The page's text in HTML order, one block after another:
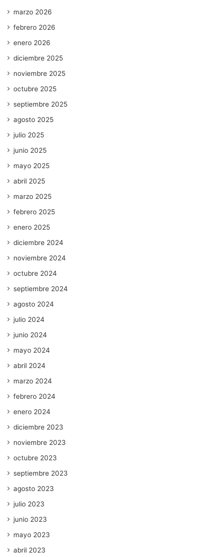
marzo 2026
febrero 2026
enero 2026
diciembre 2025
noviembre 2025
octubre 2025
septiembre 2025
agosto 2025
julio 2025
junio 2025
mayo 2025
abril 2025
marzo 2025
febrero 2025
enero 2025
diciembre 2024
noviembre 2024
octubre 2024
septiembre 2024
agosto 2024
julio 2024
junio 2024
mayo 2024
abril 2024
marzo 2024
febrero 2024
enero 2024
diciembre 2023
noviembre 2023
octubre 2023
septiembre 2023
agosto 2023
julio 2023
junio 2023
mayo 2023
abril 2023